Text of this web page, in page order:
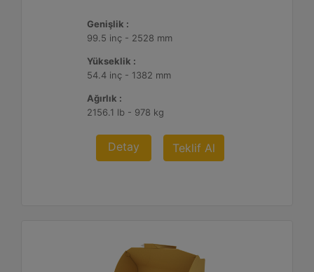
Genişlik :
99.5 inç - 2528 mm
Yükseklik :
54.4 inç - 1382 mm
Ağırlık :
2156.1 lb - 978 kg
Detay Teklif Al